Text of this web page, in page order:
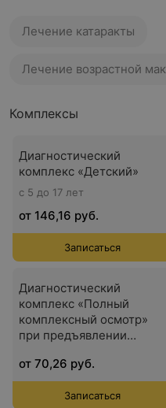
Лечение катаракты
Лечение возрастной
Комплексы
Диагностический
комплекс «Детский»
с 5 до 17 лет
от 146,16 руб.
Записаться
Диагностический
комплекс «Полный
комплексный осмотр»
при предъявлении
удостоверения
от 70,26 руб.
Записаться